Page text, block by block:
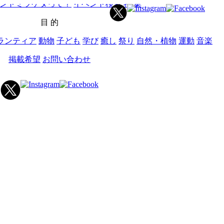
トミツケタって？ イベント検索 特 集
目 的
ンティア 動物 子ども 学び 癒し 祭り 自然・植物 運動 音楽
掲載希望 お問い合わせ